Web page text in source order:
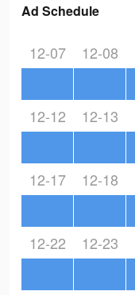
Ad Schedule
12-07 12-08
12-12 12-13
12-17 12-18
12-22 12-23